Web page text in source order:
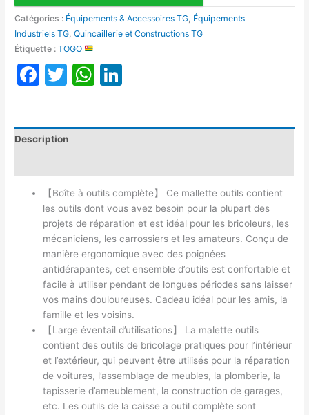
Catégories : Équipements & Accessoires TG Équipements
Industriels TG ,Quincaillerie et Constructions TG
Étiquette :TOGO
Facebook
TwitterWhatsApp
Description
【Boîte à outils complète】 Ce mallette outils contient
les outils dont vous avez besoin pour la plupart des
projets de réparation et est idéal pour les bricoleurs, les
mécaniciens, les carrossiers et les amateurs. Conçu de
manière ergonomique avec des poignées
antidérapantes, cet ensemble d’outils est confortable et
facile à utiliser pendant de longues périodes sans laisser
vos mains douloureuses. Cadeau idéal pour les amis, la
famille et les voisins.
【Large éventail d’utilisations】 La malette outils
contient des outils de bricolage pratiques pour l’intérieur
et l’extérieur, qui peuvent être utilisés pour la réparation
de voitures, l’assemblage de meubles, la plomberie, la
tapisserie d’ameublement, la construction de garages,
etc. Les outils de la caisse a outil complète sont